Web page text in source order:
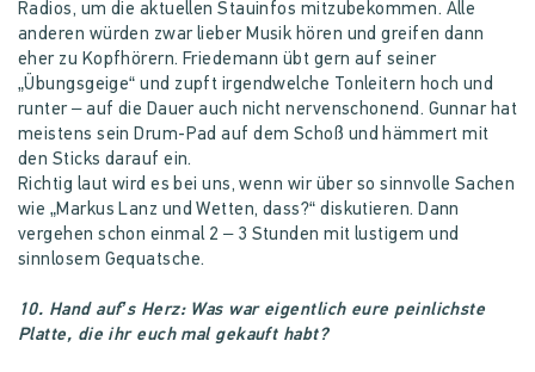
Radios, um die aktuellen Stauinfos mitzubekommen. Alle
anderen würden zwar lieber Musik hören und greifen dann
eher zu Kopfhörern. Friedemann übt gern auf seiner
„Übungsgeige“ und zupft irgendwelche Tonleitern hoch und
runter – auf die Dauer auch nicht nervenschonend. Gunnar hat
meistens sein Drum-Pad auf dem Schoß und hämmert mit
den Sticks darauf ein.
Richtig laut wird es bei uns, wenn wir über so sinnvolle Sachen
wie „Markus Lanz und Wetten, dass?“ diskutieren. Dann
vergehen schon einmal 2 – 3 Stunden mit lustigem und
sinnlosem Gequatsche.
10. Hand auf’s Herz: Was war eigentlich eure peinlichste
Platte, die ihr euch mal gekauft habt?